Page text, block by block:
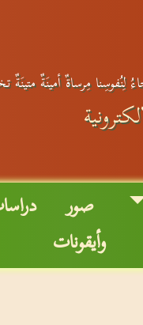
لِنُفوسِنا مِرساةٌ أمينَةٌ
صور
وأيقونات